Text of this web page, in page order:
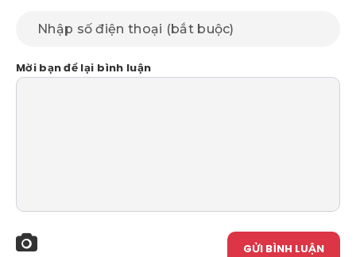
Mời bạn để lại bình luận
GỬI BÌNH LUẬN